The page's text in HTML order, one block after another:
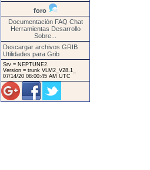
foro
Documentación FAQ Chat
Herramientas Desarrollo
Sobre...
Descargar archivos GRIB
Utilidades para Grib
Srv = NEPTUNE2.
Version = trunk VLM2_V28.1_
07/14/20 08:00:45 AM UTC